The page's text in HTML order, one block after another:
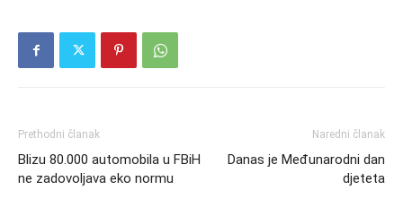
Prethodni članak
Blizu 80.000 automobila u FBiH
ne zadovoljava eko normu
Naredni članak
Danas je Međunarodni dan
djeteta